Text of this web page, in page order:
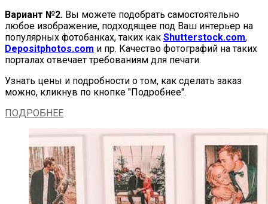
Вариант №2. Вы можете подобрать самостоятельно
любое изображение, подходящее под Ваш интерьер на
популярных фотобанках, таких как Shutterstock.com,
Depositphotos.com и пр. Качество фотографий на таких
порталах отвечает требованиям для печати.
Узнать цены и подробности о том, как сделать заказ
можно, кликнув по кнопке "Подробнее".
ПОДРОБНЕЕ